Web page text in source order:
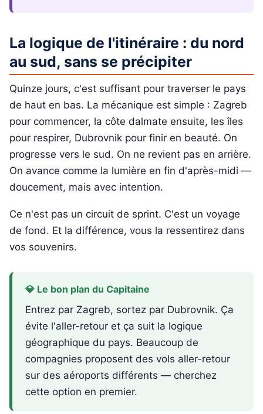
La logique de l'itinéraire : du nord
au sud, sans se précipiter
Quinze jours, c'est suffisant pour traverser le pays
de haut en bas. La mécanique est simple : Zagreb
pour commencer, la côte dalmate ensuite, les îles
pour respirer, Dubrovnik pour finir en beauté. On
progresse vers le sud. On ne revient pas en arrière.
On avance comme la lumière en fin d'après-midi —
doucement, mais avec intention.
Ce n'est pas un circuit de sprint. C'est un voyage
de fond. Et la différence, vous la ressentirez dans
vos souvenirs.
💎 Le bon plan du Capitaine
Entrez par Zagreb, sortez par Dubrovnik. Ça
évite l'aller-retour et ça suit la logique
géographique du pays. Beaucoup de
compagnies proposent des vols aller-retour
sur des aéroports différents — cherchez
cette option en premier.